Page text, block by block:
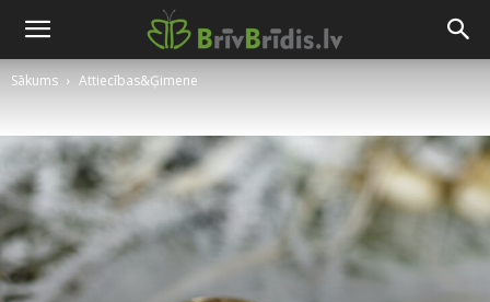
Sākums Attiecības&Ģimene